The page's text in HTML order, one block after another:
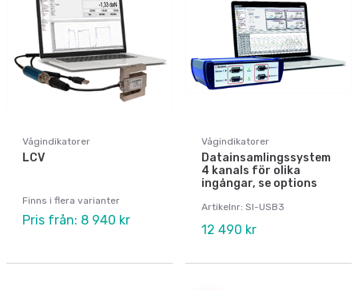
Vågindikatorer
LCV
Finns i flera varianter
Pris från: 8 940 kr
Vågindikatorer
Datainsamlingssystem
4 kanals för olika
ingångar, se options
Artikelnr: SI-USB3
12 490 kr